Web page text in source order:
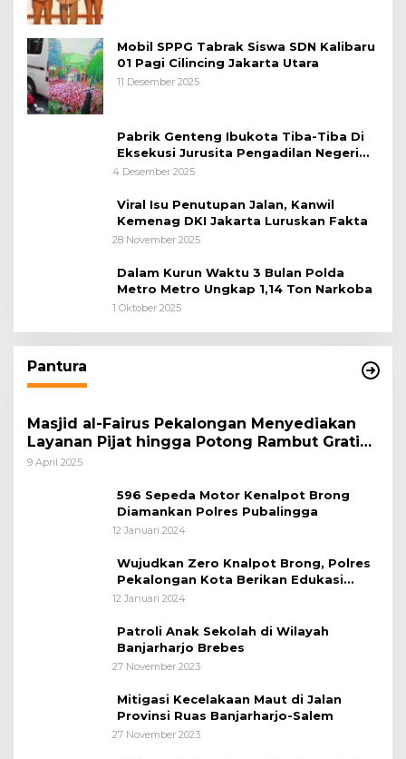
Mobil SPPG Tabrak Siswa SDN Kalibaru
01 Pagi Cilincing Jakarta Utara
11 Desember 2025
Pabrik Genteng Ibukota Tiba-Tiba Di
Eksekusi Jurusita Pengadilan Negeri
Tangerang, Diduga Cacat Hukum Sejak
4 Desember 2025
Viral Isu Penutupan Jalan, Kanwil
Kemenag DKI Jakarta Luruskan Fakta
28 November 2025
Dalam Kurun Waktu 3 Bulan Polda
Metro Metro Ungkap 1,14 Ton Narkoba
1 Oktober 2025
Pantura
Masjid al-Fairus Pekalongan Menyediakan
Layanan Pijat hingga Potong Rambut Gratis
bagi Pemudik Lebaran 2025
9 April 2025
596 Sepeda Motor Kenalpot Brong
Diamankan Polres Pubalingga
12 Januari 2024
Wujudkan Zero Knalpot Brong, Polres
Pekalongan Kota Berikan Edukasi
Kepada Pelajar
12 Januari 2024
Patroli Anak Sekolah di Wilayah
Banjarharjo Brebes
27 November 2023
Mitigasi Kecelakaan Maut di Jalan
Provinsi Ruas Banjarharjo-Salem
27 November 2023